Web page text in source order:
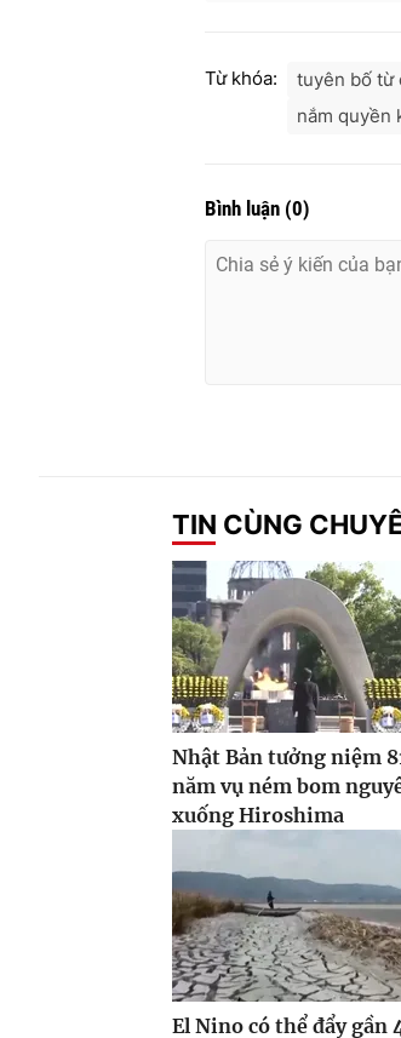
Từ khóa: tuyên bố từ
nắm quyền
Bình luận (0)
TIN CÙNG
Nhật Bản tưởng niệm
năm vụ ném bom
xuống Hiroshima
El Nino có thể đẩy gần